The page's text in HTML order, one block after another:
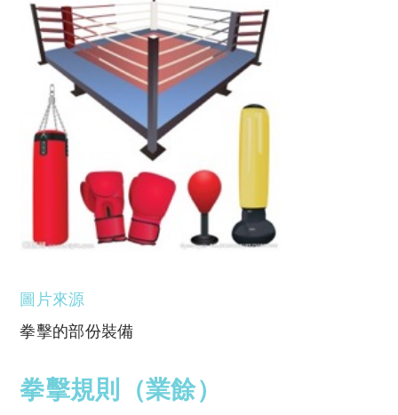
圖片來源
拳擊的部份裝備
拳擊規則（業餘）